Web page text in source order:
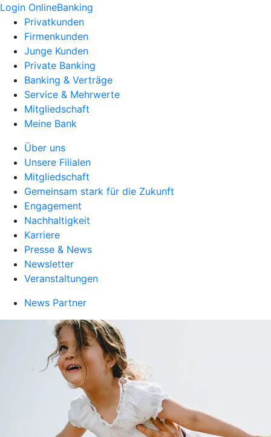
Login OnlineBanking
Privatkunden
Firmenkunden
Junge Kunden
Private Banking
Banking & Verträge
Service & Mehrwerte
Mitgliedschaft
Meine Bank
Über uns
Unsere Filialen
Mitgliedschaft
Gemeinsam stark für die Zukunft
Engagement
Nachhaltigkeit
Karriere
Presse & News
Newsletter
Veranstaltungen
News Partner